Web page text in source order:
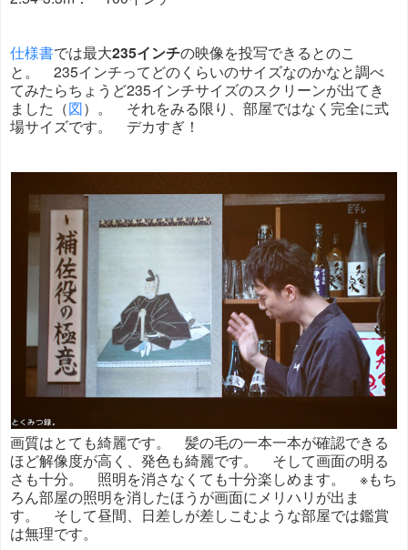
仕様書では最大235インチの映像を投写できるとのこ
と。 235インチってどのくらいのサイズなのかなと調べ
てみたらちょうど235インチサイズのスクリーンが出てき
ました（図）。 それをみる限り、部屋ではなく完全に式
場サイズです。 デカすぎ！
画質はとても綺麗です。 髪の毛の一本一本が確認できる
ほど解像度が高く、発色も綺麗です。 そして画面の明る
さも十分。 照明を消さなくても十分楽しめます。 ※もち
ろん部屋の照明を消したほうが画面にメリハリが出ま
す。 そして昼間、日差しが差しこむような部屋では鑑賞
は無理です。